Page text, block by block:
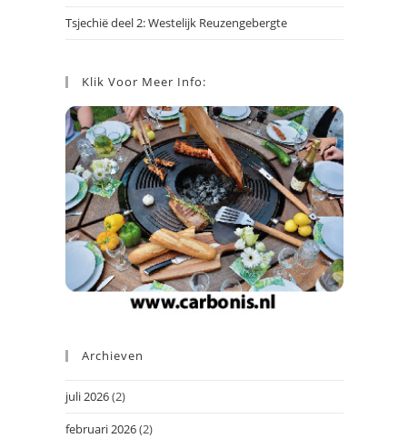
Tsjechië deel 2: Westelijk Reuzengebergte
Klik Voor Meer Info:
Archieven
juli 2026(2)
februari 2026(2)